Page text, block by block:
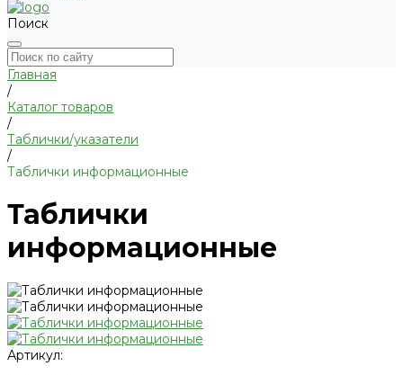
Поиск
Главная
/
Каталог товаров
/
Таблички/указатели
/
Таблички информационные
Таблички
информационные
Артикул: